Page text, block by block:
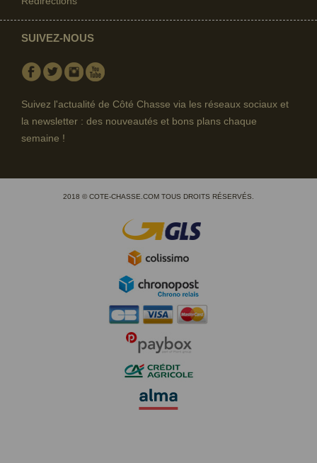
SUIVEZ-NOUS
Facebook
TwitterInstagram
Suivez l'actualité de Côté Chasse via les réseaux sociaux et
la newsletter : des nouveautés et bons plans chaque
semaine !
2018 © COTE-CHASSE.COM TOUS DROITS RÉSERVÉS.